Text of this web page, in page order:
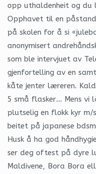
opp uthaldenheit og du
Opphavet til en
på skolen for å si
anonymisert
som ble intervjuet av
gjenfortelling av en
kåte jenter læreren.
5 små flasker… Mens vi
plutselig en flokk kyr m/
beitet på japanese
Husk å ha god
ser deg oftest på dyre
Maldivene, Bora Bora